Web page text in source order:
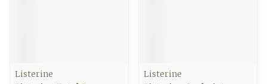
Listerine
Listerine